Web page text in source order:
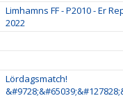
Limhamns FF - P2010 - Er
2022
Lördagsmatch!